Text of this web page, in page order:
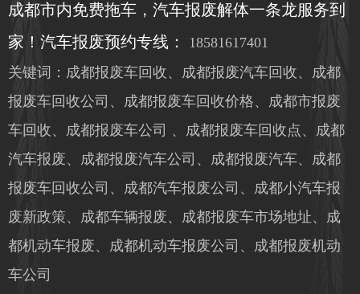
成都市内免费拖车，汽车报废解体一条龙服务到
家！汽车报废预约专线：
18581617401
关键词：成都报废车回收、成都报废汽车回收、成都
报废车回收公司、成都报废车回收价格、成都市报废
车回收、成都报废车公司 、成都报废车回收点、成都
汽车报废、成都报废汽车公司、成都报废汽车、成都
报废车回收公司、成都汽车报废公司、成都小汽车报
废新政策、成都车辆报废、成都报废车市场地址、成
都机动车报废、成都机动车报废公司、成都报废机动
车公司